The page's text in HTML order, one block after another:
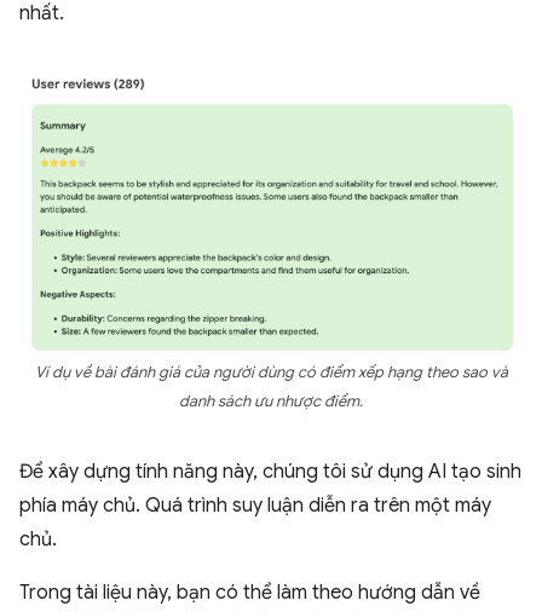
nhất.
Ví dụ về bài đánh giá của người dùng có điểm xếp hạng theo sao và
danh sách ưu nhược điểm.
Để xây dựng tính năng này, chúng tôi sử dụng AI tạo sinh
phía máy chủ. Quá trình suy luận diễn ra trên một máy
chủ.
Trong tài liệu này, bạn có thể làm theo hướng dẫn về